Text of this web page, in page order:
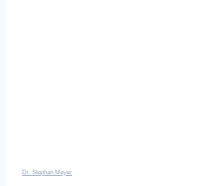
Dr. Stephan Meyer